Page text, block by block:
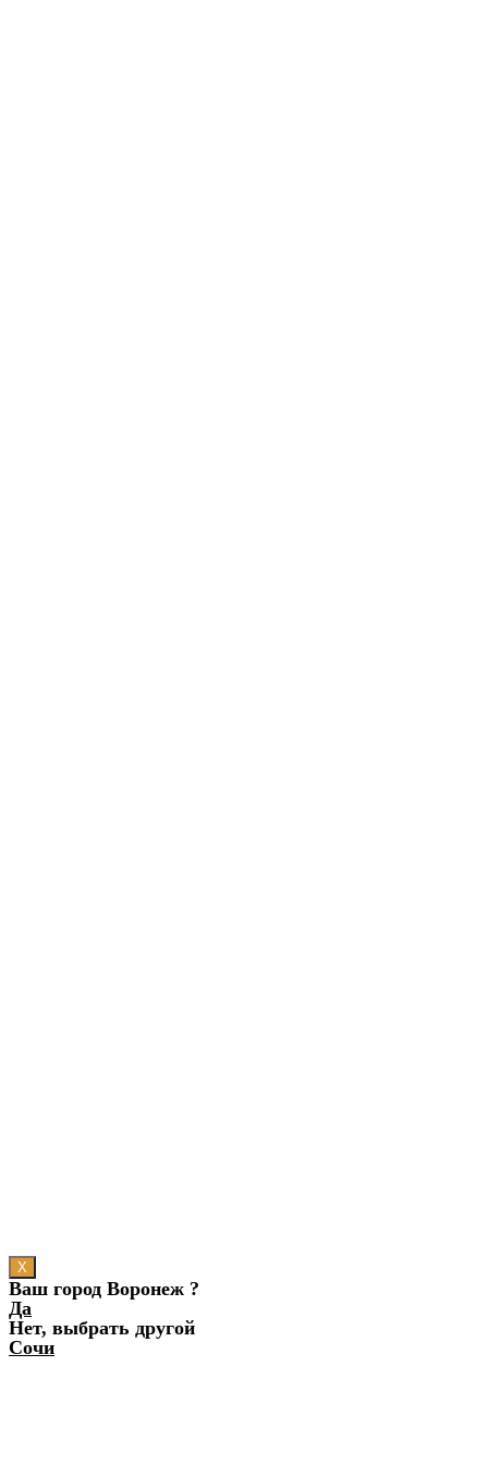
X
Ваш город Воронеж ?
Да
Нет, выбрать другой
Сочи